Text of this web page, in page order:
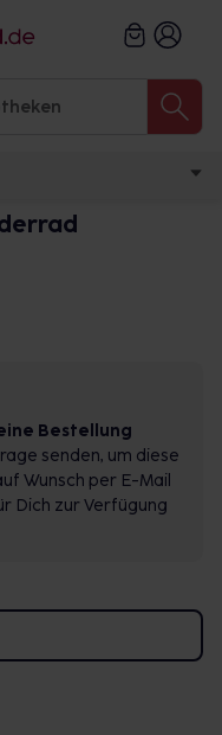
Bestellung
senden, um diese
Wunsch per E-Mail
Dich zur Verfügung